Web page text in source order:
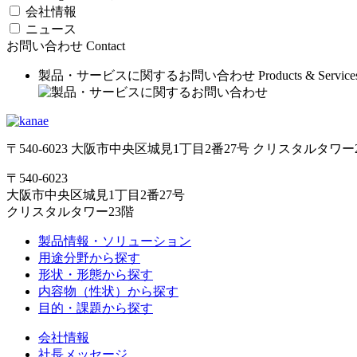
会社情報
ニュース
お問い合わせ Contact
製品・サービスに関するお問い合わせ Products &
〒540-6023 大阪市中央区城見1丁目2番27号 クリスタルタワー
〒540-6023
大阪市中央区城見1丁目2番27号
クリスタルタワー23階
製品情報・ソリューション
用途分野から探す
形状・形態から探す
内容物（性状）から探す
目的・課題から探す
会社情報